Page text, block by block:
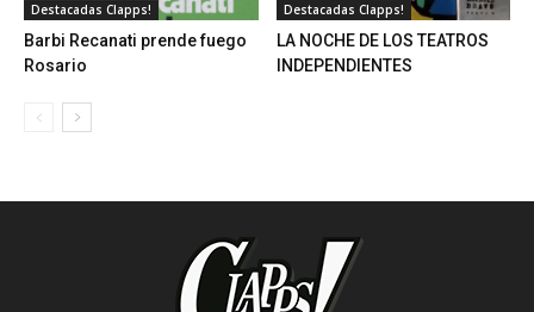
Destacadas Clapps!
Barbi Recanati prende fuego
Rosario
Destacadas Clapps!
LA NOCHE DE LOS TEATROS
INDEPENDIENTES